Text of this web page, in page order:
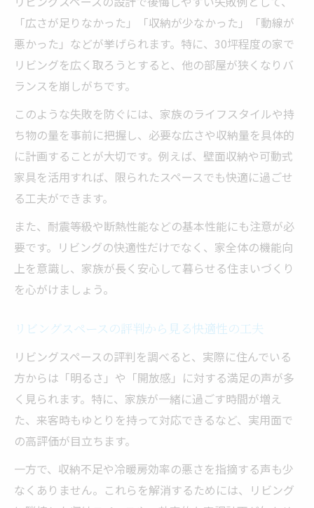
ツ
注文住宅で叶える広々リビングの暮らし方
注文住宅で広々リビングを実現するレイア
ウト
快適なリビングスペースの坪数と活用法
家族全員がくつろげるリビング間取り事例
注文住宅だからできる広がり空間の工夫
リビングスペースの明るさと空間演出ポイ
ント
「広さが足りなかった」「収納が少なかった」「動線が
悪かった」などが挙げられます。特に、30坪程度の家で
リビングを広く取ろうとすると、他の部屋が狭くなりバ
ランスを崩しがちです。
このような失敗を防ぐには、家族のライフスタイルや持
ち物の量を事前に把握し、必要な広さや収納量を具体的
に計画することが大切です。例えば、壁面収納や可動式
家具を活用すれば、限られたスペースでも快適に過ごせ
る工夫ができます。
また、耐震等級や断熱性能などの基本性能にも注意が必
要です。リビングの快適性だけでなく、家全体の機能向
上を意識し、家族が長く安心して暮らせる住まいづくり
を心がけましょう。
リビングスペースの評判から見る快適性の工夫
リビングスペースの評判を調べると、実際に住んでいる
方からは「明るさ」や「開放感」に対する満足の声が多
く見られます。特に、家族が一緒に過ごす時間が増え
た、来客時もゆとりを持って対応できるなど、実用面で
の高評価が目立ちます。
一方で、収納不足や冷暖房効率の悪さを指摘する声も少
なくありません。これらを解消するためには、リビング